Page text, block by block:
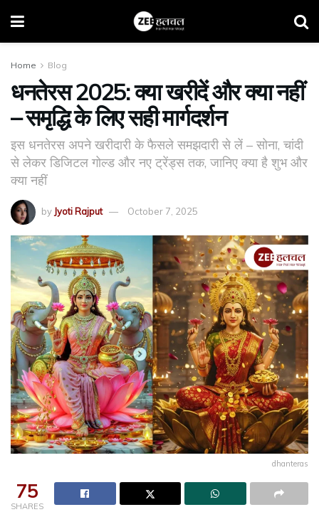
Home Blog
धनतेरस 2025: क्या खरीदें और क्या नहीं
– समृद्धि के लिए सही मार्गदर्शन
इस धनतेरस अपने खरीदारी के फैसले समझदारी से लें – सोना, चांदी
से लेकर डिजिटल गोल्ड और नए ट्रेंड्स तक, जानिए क्या है शुभ और
क्या नहीं
by Jyoti Rajput October 7, 2025
dhanteras
75
SHARES